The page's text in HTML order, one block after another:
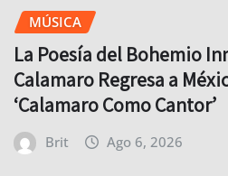
MÚSICA
La Poesía del Bohemio
Calamaro Regresa a
‘Calamaro Como Cantor’
Brit Ago 6, 2026